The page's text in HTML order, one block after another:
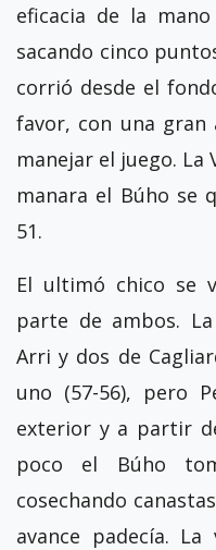
eficacia de la
sacando cinco
corrió desde el
favor, con una gran
manejar el juego. La
manara el Búho se
51.
El ultimó chico se
parte de ambos.
Arri y dos de
uno (57-56), pero
exterior y a partir
poco el Búho
cosechando
avance padecía.